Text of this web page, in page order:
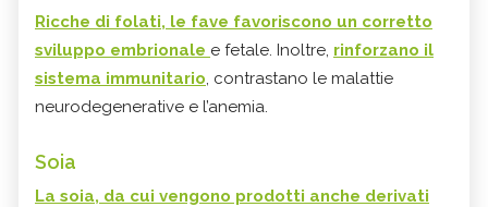
Ricche di folati, le fave favoriscono un corretto
sviluppo embrionale e fetale. Inoltre, rinforzano il
sistema immunitario, contrastano le malattie
neurodegenerative e l’anemia.
Soia
La soia, da cui vengono prodotti anche derivati